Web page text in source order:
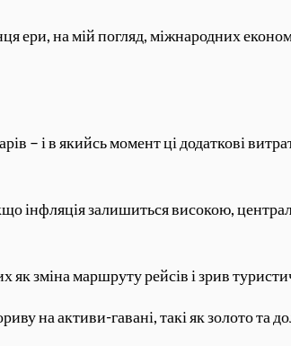
ери, на мій погляд, міжнародних
– і в якийсь момент ці додаткові
інфляція залишиться високою,
зміна маршруту рейсів і зрив
на активи-гавані, такі як золото та